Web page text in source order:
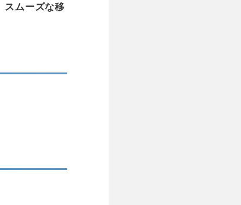
スムーズな移